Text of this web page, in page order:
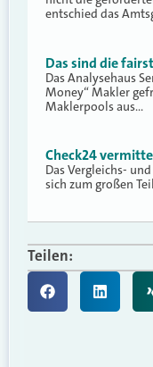
entschied das
Das sind die
Das Analysehaus
Money“ Makler
Maklerpools aus…
Check24
Das Vergleichs-
sich zum großen
Teilen: